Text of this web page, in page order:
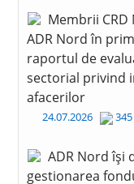
Membrii
ADR Nord în
raportul de
sectorial privind
afacerilor
24.07.2026 345
ADR Nord își
gestionarea